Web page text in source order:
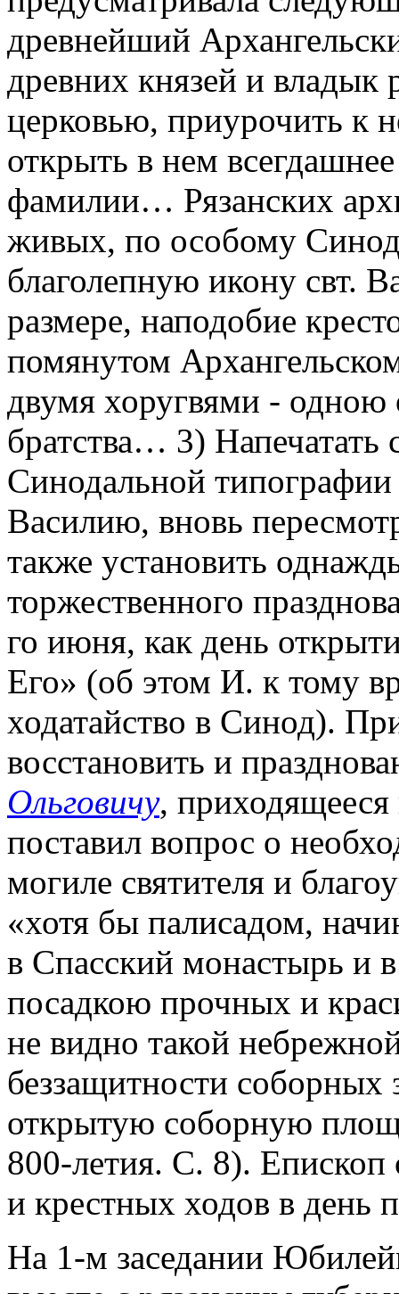
древнейший
древних князей и владык
церковью, приурочить к
открыть в нем
фамилии… Рязанских
живых, по особому
благолепную икону свт.
размере, наподобие
помянутом
двумя хоругвями - одною
братства… 3) Напечатать
Синодальной типографии
Василию, вновь
также установить
торжественного
го июня, как день
Его» (об этом И. к тому
ходатайство в Синод).
восстановить и
Ольговичу,
поставил вопрос о
могиле святителя и
«хотя бы палисадом,
в Спасский монастырь и
посадкою прочных и
не видно такой
беззащитности соборных
открытую соборную
800-летия. С. 8). Епископ
и крестных ходов в день
На 1-м заседании